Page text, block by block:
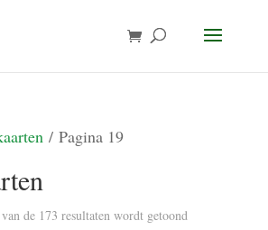
/ Pagina 19
de 173 resultaten wordt getoondGesorteerd